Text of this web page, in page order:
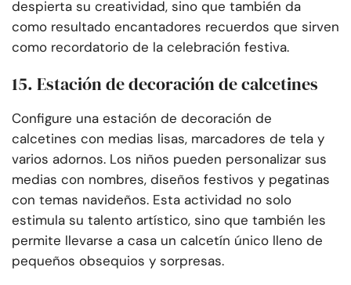
despierta su creatividad, sino que también da
como resultado encantadores recuerdos que sirven
como recordatorio de la celebración festiva.
15. Estación de decoración de calcetines
Configure una estación de decoración de
calcetines con medias lisas, marcadores de tela y
varios adornos. Los niños pueden personalizar sus
medias con nombres, diseños festivos y pegatinas
con temas navideños. Esta actividad no solo
estimula su talento artístico, sino que también les
permite llevarse a casa un calcetín único lleno de
pequeños obsequios y sorpresas.